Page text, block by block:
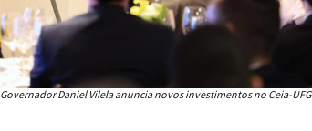
Governador Daniel Vilela anuncia novos investimentos no Ceia-UFG